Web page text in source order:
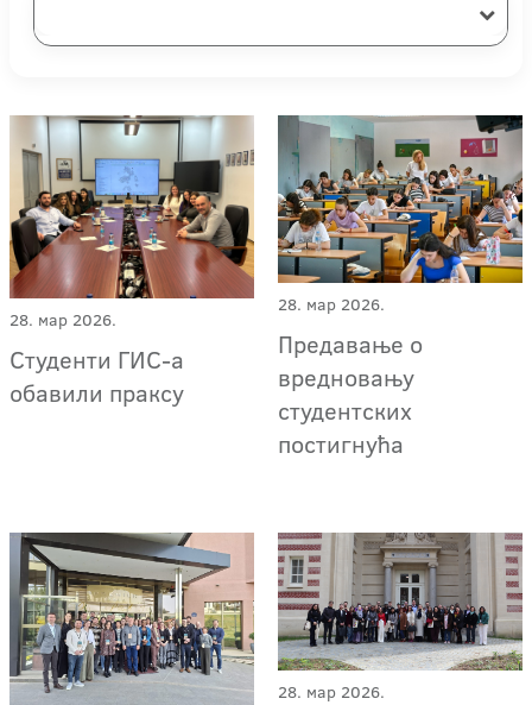
28. мар 2026.
Студенти ГИС-а
обавили праксу
28. мар 2026.
Предавање о
вредновању
студентских
постигнућа
28. мар 2026.